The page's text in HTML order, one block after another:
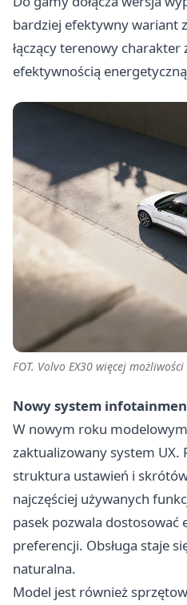
bardziej efektywny wariant
łączący terenowy charakter
efektywnością
FOT. Volvo EX30 więcej
Nowy system
W nowym roku
zaktualizowany system UX.
struktura ustawień i
najczęściej używanych
pasek pozwala dostosować
preferencji. Obsługa staje
naturalna.
Model jest również